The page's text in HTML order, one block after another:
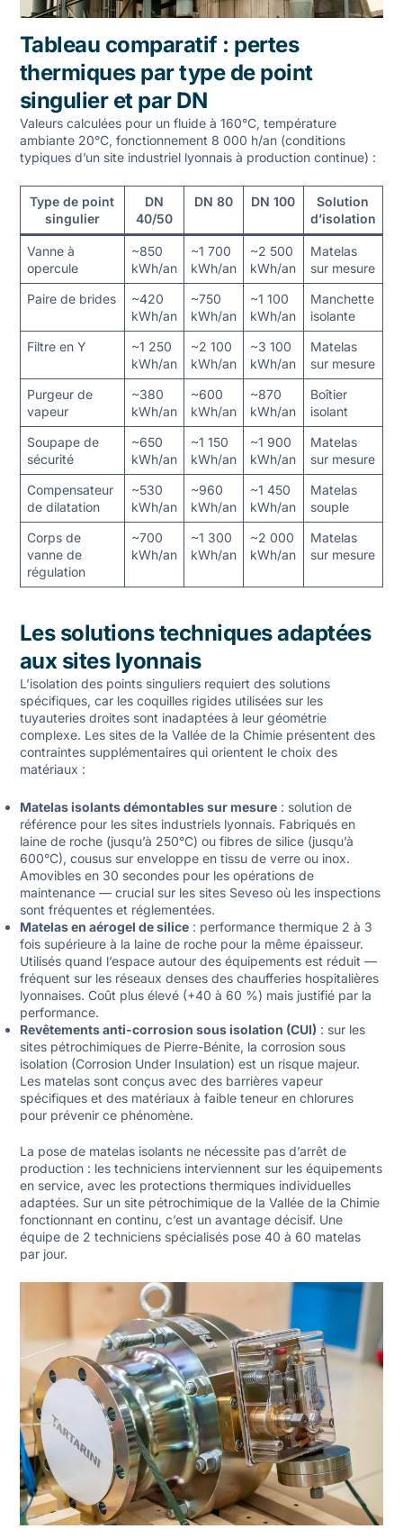
Tableau comparatif : pertes
thermiques par type de point
singulier et par DN
Valeurs calculées pour un fluide à 160°C, température
ambiante 20°C, fonctionnement 8 000 h/an (conditions
typiques d’un site industriel lyonnais à production continue) :
Type de point
singulier
DN
40/50
DN 80 DN 100
Solution
d’isolation
Vanne à
opercule
~850
kWh/an
~1 700
kWh/an
~2 500
kWh/an
Matelas
sur mesure
Paire de brides
~420
kWh/an
~750
kWh/an
~1 100
kWh/an
Manchette
isolante
Filtre en Y
~1 250
kWh/an
~2 100
kWh/an
~3 100
kWh/an
Matelas
sur mesure
Purgeur de
vapeur
~380
kWh/an
~600
kWh/an
~870
kWh/an
Boîtier
isolant
Soupape de
sécurité
~650
kWh/an
~1 150
kWh/an
~1 900
kWh/an
Matelas
sur mesure
Compensateur
de dilatation
~530
kWh/an
~960
kWh/an
~1 450
kWh/an
Matelas
souple
Corps de
vanne de
régulation
~700
kWh/an
~1 300
kWh/an
~2 000
kWh/an
Matelas
sur mesure
Les solutions techniques adaptées
aux sites lyonnais
L’isolation des points singuliers requiert des solutions
spécifiques, car les coquilles rigides utilisées sur les
tuyauteries droites sont inadaptées à leur géométrie
complexe. Les sites de la Vallée de la Chimie présentent des
contraintes supplémentaires qui orientent le choix des
matériaux :
Matelas isolants démontables sur mesure: solution de
référence pour les sites industriels lyonnais. Fabriqués en
laine de roche (jusqu’à 250°C) ou fibres de silice (jusqu’à
600°C), cousus sur enveloppe en tissu de verre ou inox.
Amovibles en 30 secondes pour les opérations de
maintenance — crucial sur les sites Seveso où les inspections
sont fréquentes et réglementées.
Matelas en aérogel de silice: performance thermique 2 à 3
fois supérieure à la laine de roche pour la même épaisseur.
Utilisés quand l’espace autour des équipements est réduit —
fréquent sur les réseaux denses des chaufferies hospitalières
lyonnaises. Coût plus élevé (+40 à 60 %) mais justifié par la
performance.
Revêtements anti-corrosion sous isolation (CUI) : sur les
sites pétrochimiques de Pierre-Bénite, la corrosion sous
isolation (Corrosion Under Insulation) est un risque majeur.
Les matelas sont conçus avec des barrières vapeur
spécifiques et des matériaux à faible teneur en chlorures
pour prévenir ce phénomène.
La pose de matelas isolants ne nécessite pas d’arrêt de
production : les techniciens interviennent sur les équipements
en service, avec les protections thermiques individuelles
adaptées. Sur un site pétrochimique de la Vallée de la Chimie
fonctionnant en continu, c’est un avantage décisif. Une
équipe de 2 techniciens spécialisés pose 40 à 60 matelas
par jour.